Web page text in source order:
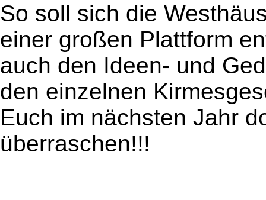
So soll sich die
einer großen Plattform
auch den Ideen- und
den einzelnen
Euch im nächsten Jahr
überraschen!!!